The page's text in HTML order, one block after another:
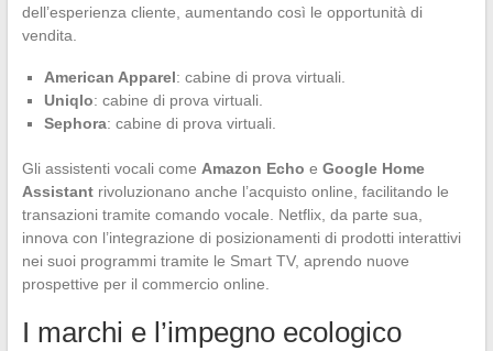
dell’esperienza cliente, aumentando così le opportunità di
vendita.
American Apparel: cabine di prova virtuali.
Uniqlo: cabine di prova virtuali.
Sephora: cabine di prova virtuali.
Gli assistenti vocali come Amazon Echo e Google Home
Assistantrivoluzionano anche l’acquisto online, facilitando le
transazioni tramite comando vocale. Netflix, da parte sua,
innova con l’integrazione di posizionamenti di prodotti interattivi
nei suoi programmi tramite le Smart TV, aprendo nuove
prospettive per il commercio online.
I marchi e l’impegno ecologico